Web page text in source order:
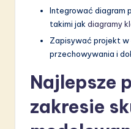
Integrować diagram
takimi jak diagramy
Zapisywać projekt w
przechowywania i
Najlepsze
zakresie